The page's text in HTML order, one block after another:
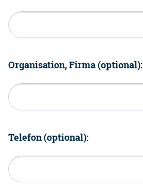
Organisation, Firma (optional):
Telefon (optional):